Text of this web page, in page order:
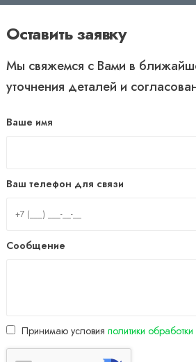
Оставить заявку
Мы свяжемся с Вами в
уточнения деталей и
Ваше имя
Ваш телефон для связи
Сообщение
Принимаю условия политики